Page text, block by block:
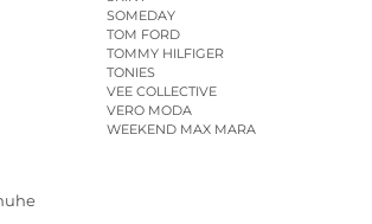
SOMEDAY
TOM FORD
TOMMY HILFIGER
TONIES
VEE COLLECTIVE
VERO MODA
WEEKEND MAX MARA